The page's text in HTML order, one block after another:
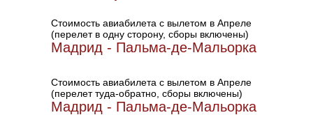
Стоимость авиабилета с вылетом в Апреле
(перелет в одну сторону, сборы включены)
Мадрид - Пальма-де-Мальорка
Стоимость авиабилета с вылетом в Апреле
(перелет туда-обратно, сборы включены)
Мадрид - Пальма-де-Мальорка